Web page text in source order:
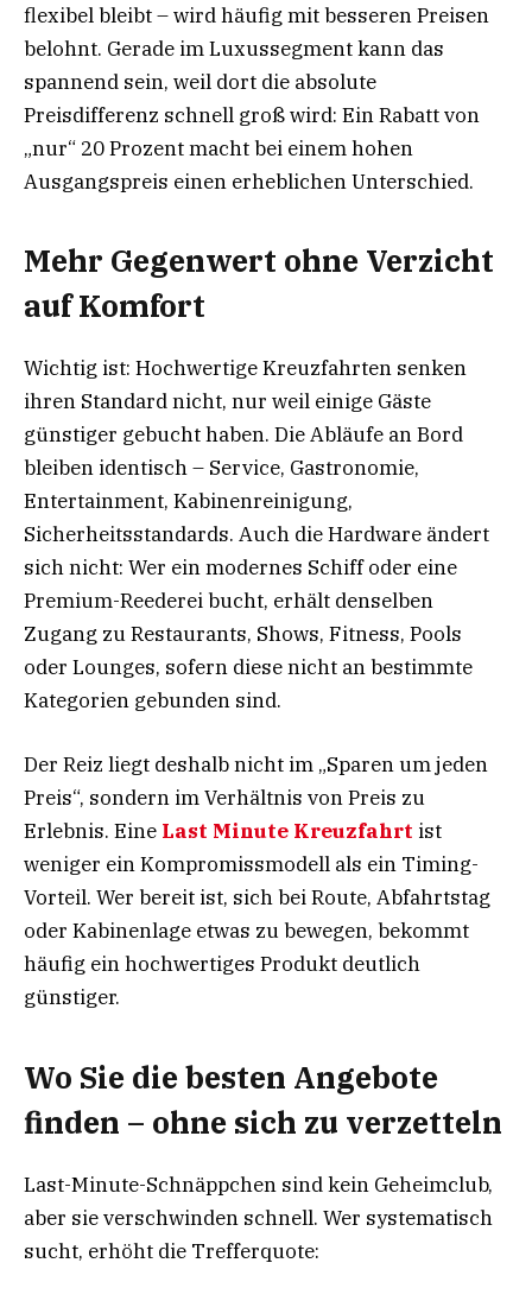
flexibel bleibt – wird häufig mit besseren Preisen
belohnt. Gerade im Luxussegment kann das
spannend sein, weil dort die absolute
Preisdifferenz schnell groß wird: Ein Rabatt von
„nur“ 20 Prozent macht bei einem hohen
Ausgangspreis einen erheblichen Unterschied.
Mehr Gegenwert ohne Verzicht
auf Komfort
Wichtig ist: Hochwertige Kreuzfahrten senken
ihren Standard nicht, nur weil einige Gäste
günstiger gebucht haben. Die Abläufe an Bord
bleiben identisch – Service, Gastronomie,
Entertainment, Kabinenreinigung,
Sicherheitsstandards. Auch die Hardware ändert
sich nicht: Wer ein modernes Schiff oder eine
Premium-Reederei bucht, erhält denselben
Zugang zu Restaurants, Shows, Fitness, Pools
oder Lounges, sofern diese nicht an bestimmte
Kategorien gebunden sind.
Der Reiz liegt deshalb nicht im „Sparen um jeden
Preis“, sondern im Verhältnis von Preis zu
Erlebnis. Eine Last Minute Kreuzfahrt ist
weniger ein Kompromissmodell als ein Timing-
Vorteil. Wer bereit ist, sich bei Route, Abfahrtstag
oder Kabinenlage etwas zu bewegen, bekommt
häufig ein hochwertiges Produkt deutlich
günstiger.
Wo Sie die besten Angebote
finden – ohne sich zu verzetteln
Last-Minute-Schnäppchen sind kein Geheimclub,
aber sie verschwinden schnell. Wer systematisch
sucht, erhöht die Trefferquote: